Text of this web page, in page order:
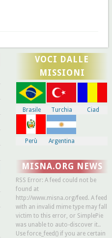
VOCI DALLE
MISSIONI
Brasile Turchia Ciad
Perù Argentina
MISNA.ORG NEWS
RSS Error: A feed could not be
found at
http://www.misna.org/feed. A feed
with an invalid mime type may fall
victim to this error, or SimplePie
was unable to auto-discover it..
Use force_feed() if you are certain